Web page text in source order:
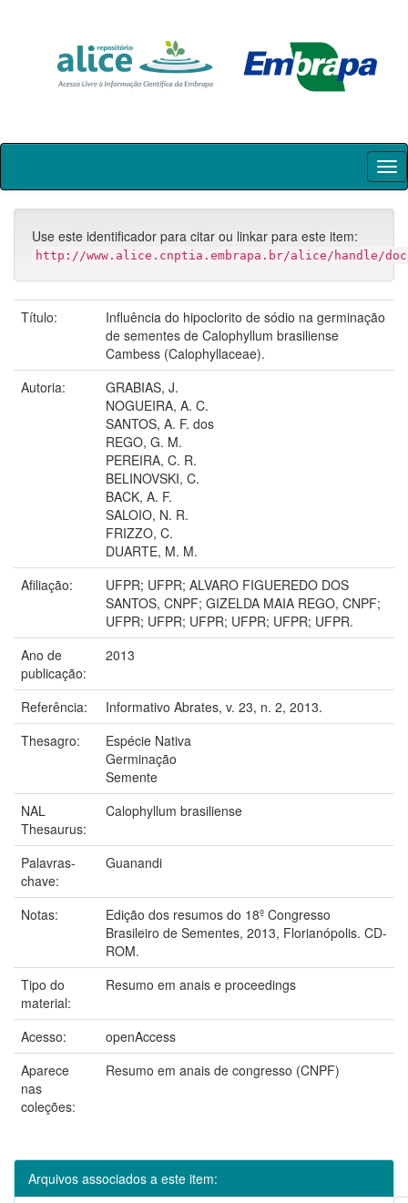
Skip
Use este identificador para citar ou linkar para este item:
http://www.alice.cnptia.embrapa.br/alice/handle/
Título:
Influência do hipoclorito de sódio na germinação
de sementes de Calophyllum brasiliense
Cambess (Calophyllaceae).
Autoria:
GRABIAS, J.
NOGUEIRA, A. C.
SANTOS, A. F. dos
REGO, G. M.
PEREIRA, C. R.
BELINOVSKI, C.
BACK, A. F.
SALOIO, N. R.
FRIZZO, C.
DUARTE, M. M.
Afiliação:
UFPR; UFPR; ALVARO FIGUEREDO DOS
SANTOS, CNPF; GIZELDA MAIA REGO, CNPF;
UFPR; UFPR; UFPR; UFPR; UFPR; UFPR.
Ano de
publicação:
2013
Referência:
Informativo Abrates, v. 23, n. 2, 2013.
Thesagro:
Espécie Nativa
Germinação
Semente
NAL
Thesaurus:
Calophyllum brasiliense
Palavras-
chave:
Guanandi
Notas:
Edição dos resumos do 18º Congresso
Brasileiro de Sementes, 2013, Florianópolis. CD-
ROM.
Tipo do
material:
Resumo em anais e proceedings
Acesso:
openAccess
Aparece
nas
coleções:
Resumo em anais de congresso (CNPF)
Arquivos associados a este item: